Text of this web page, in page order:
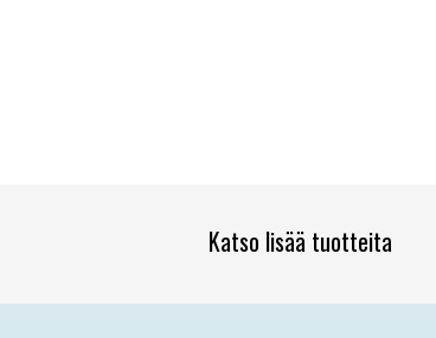
Katso lisää tuotteita